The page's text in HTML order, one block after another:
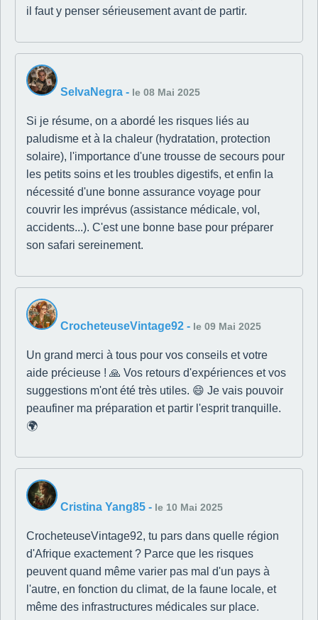
il faut y penser sérieusement avant de partir.
SelvaNegra - le 08 Mai 2025
Si je résume, on a abordé les risques liés au
paludisme et à la chaleur (hydratation, protection
solaire), l'importance d'une trousse de secours pour
les petits soins et les troubles digestifs, et enfin la
nécessité d'une bonne assurance voyage pour
couvrir les imprévus (assistance médicale, vol,
accidents...). C'est une bonne base pour préparer
son safari sereinement.
CrocheteuseVintage92 - le 09 Mai 2025
Un grand merci à tous pour vos conseils et votre
aide précieuse ! 🙏 Vos retours d'expériences et vos
suggestions m'ont été très utiles. 😄 Je vais pouvoir
peaufiner ma préparation et partir l'esprit tranquille.
🌍
Cristina Yang85 - le 10 Mai 2025
CrocheteuseVintage92, tu pars dans quelle région
d'Afrique exactement ? Parce que les risques
peuvent quand même varier pas mal d'un pays à
l'autre, en fonction du climat, de la faune locale, et
même des infrastructures médicales sur place.